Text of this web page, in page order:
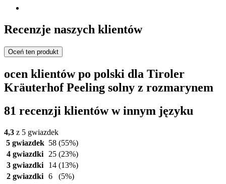
Recenzje naszych klientów
Oceń ten produkt
ocen klientów po polski dla Tiroler
Kräuterhof Peeling solny z rozmarynem
81 recenzji klientów w innym języku
4,3 z 5 gwiazdek
5 gwiazdek 58 (55%)
4 gwiazdki
25 (23%)
3 gwiazdki
14 (13%)
2 gwiazdki 6
(5%)